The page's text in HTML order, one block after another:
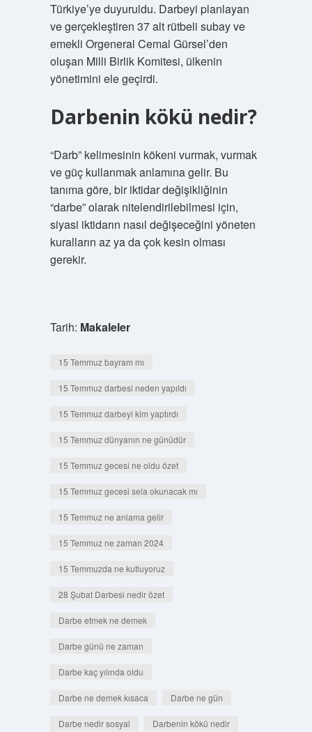
Türkiye’ye duyuruldu. Darbeyi planlayan
ve gerçekleştiren 37 alt rütbeli subay ve
emekli Orgeneral Cemal Gürsel’den
oluşan Milli Birlik Komitesi, ülkenin
yönetimini ele geçirdi.
Darbenin kökü nedir?
“Darb” kelimesinin kökeni vurmak, vurmak
ve güç kullanmak anlamına gelir. Bu
tanıma göre, bir iktidar değişikliğinin
“darbe” olarak nitelendirilebilmesi için,
siyasi iktidarın nasıl değişeceğini yöneten
kuralların az ya da çok kesin olması
gerekir.
Tarih: Makaleler
15 Temmuz bayram mı
15 Temmuz darbesi neden yapıldı
15 Temmuz darbeyi kim yaptırdı
15 Temmuz dünyanın ne günüdür
15 Temmuz gecesi ne oldu özet
15 Temmuz gecesi sela okunacak mı
15 Temmuz ne anlama gelir
15 Temmuz ne zaman 2024
15 Temmuzda ne kutluyoruz
28 Şubat Darbesi nedir özet
Darbe etmek ne demek
Darbe günü ne zaman
Darbe kaç yılında oldu
Darbe ne demek kısaca Darbe ne gün
Darbe nedir sosyal Darbenin kökü nedir